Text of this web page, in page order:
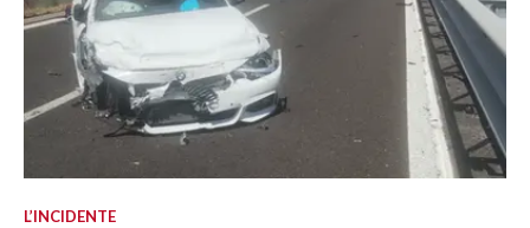
L’INCIDENTE